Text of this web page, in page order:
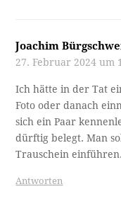
Joachim
27. Februar 2024 um
Ich hätte in der Tat
Foto oder danach
sich ein Paar
dürftig belegt. Man
Trauschein
Antworten